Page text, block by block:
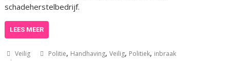
schadeherstelbedrijf.
LEES MEER
Veilig Politie, Handhaving,Veilig, Politiek, inbraak